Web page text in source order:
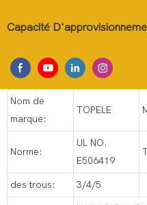
Capacité
Nom de
marque:
TOPELE
Norme:
UL NO.
E506419
des trous: 3/4/5